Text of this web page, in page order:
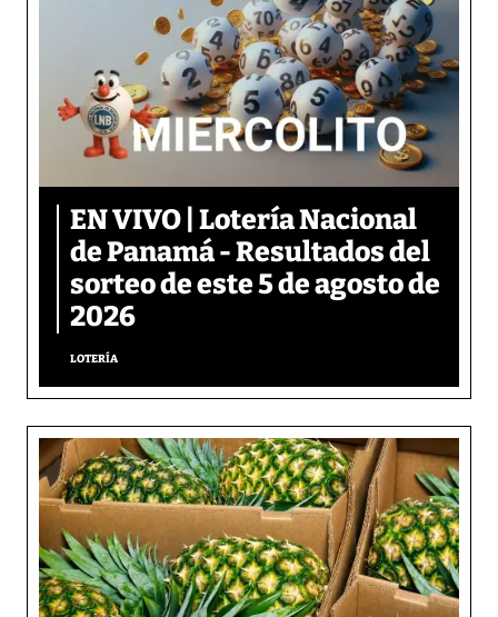
EN VIVO | Lotería Nacional
de Panamá - Resultados del
sorteo de este 5 de agosto de
2026
LOTERÍA